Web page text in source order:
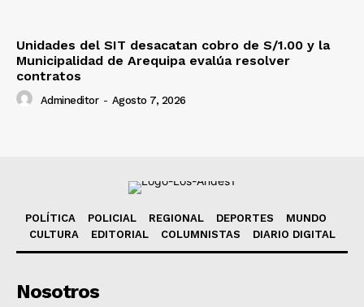
Unidades del SIT desacatan cobro de S/1.00 y la
Municipalidad de Arequipa evalúa resolver
contratos
Admineditor - Agosto 7, 2026
POLÍTICA POLICIAL REGIONAL DEPORTES
MUNDO
CULTURA
EDITORIAL COLUMNISTAS DIARIO DIGITAL
Nosotros